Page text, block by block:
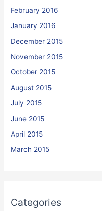
February 2016
January 2016
December 2015
November 2015
October 2015
August 2015
July 2015
June 2015
April 2015
March 2015
Categories